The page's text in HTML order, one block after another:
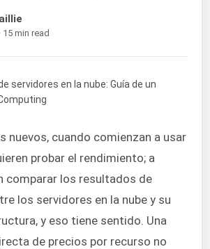
15 min read
nuevos, cuando comienzan a usar
probar el rendimiento; a
comparar los resultados de
los servidores en la nube y su
y eso tiene sentido. Una
de precios por recurso no